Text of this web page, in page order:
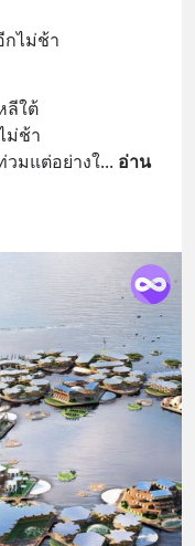
กไม่ช้า
ลีใต้
ม่ช้า
วมแต่อย่างใ... อ่าน